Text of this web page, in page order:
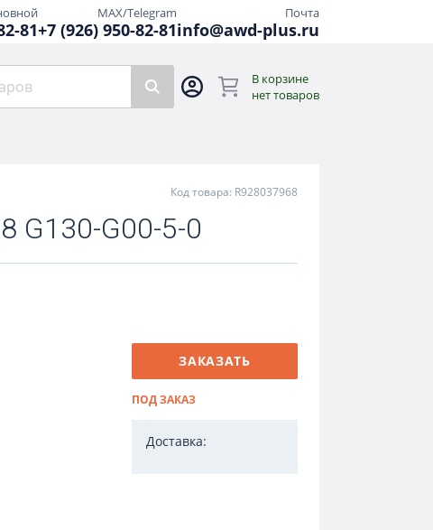
81+7 (926) 950-82-81
MAX/Telegram
info@awd-plus.ru
Почта
В корзине
нет товаров
Код товара: R928037968
G130-G00-5-0
ЗАКАЗАТЬ
ПОД ЗАКАЗ
Доставка: